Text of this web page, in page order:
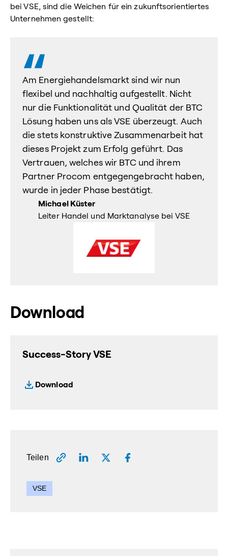
bei VSE, sind die Weichen für ein zukunftsorientiertes
Unternehmen gestellt:
Am Energiehandelsmarkt sind wir nun
flexibel und nachhaltig aufgestellt. Nicht
nur die Funktionalität und Qualität der BTC
Lösung haben uns als VSE überzeugt. Auch
die stets konstruktive Zusammenarbeit hat
dieses Projekt zum Erfolg geführt. Das
Vertrauen, welches wir BTC und ihrem
Partner Procom entgegengebracht haben,
wurde in jeder Phase bestätigt.
Michael Küster
Leiter Handel und Marktanalyse bei VSE
Download
Success-Story VSE
Download
Teilen
VSE